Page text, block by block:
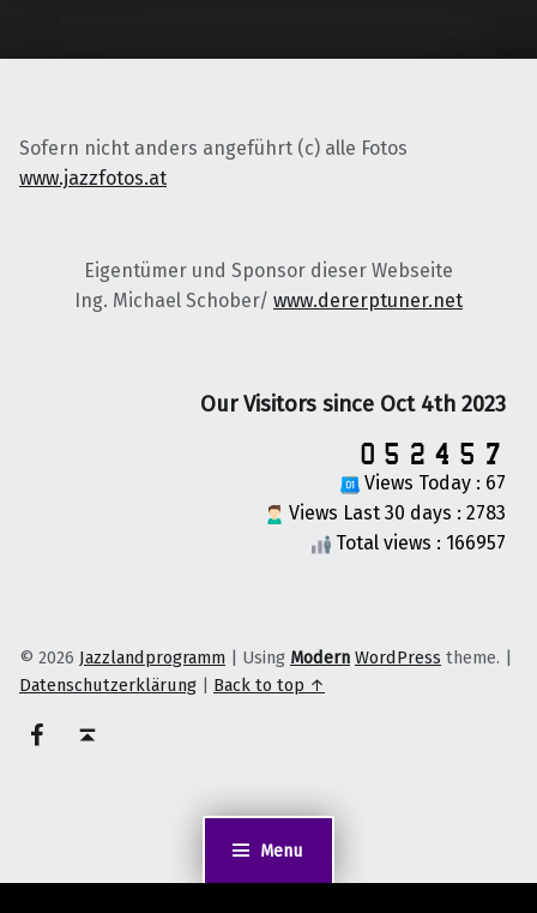
Menu
Sofern nicht anders angeführt (c) alle Fotos
www.jazzfotos.at
Eigentümer und Sponsor dieser Webseite
Ing. Michael Schober/ www.dererptuner.net
Our Visitors since Oct 4th 2023
Views Today : 67
Views Last 30 days : 2783
Total views : 166957
© 2026 Jazzlandprogramm | Using Modern WordPress theme. |
Datenschutzerklärung | Back to top ↑